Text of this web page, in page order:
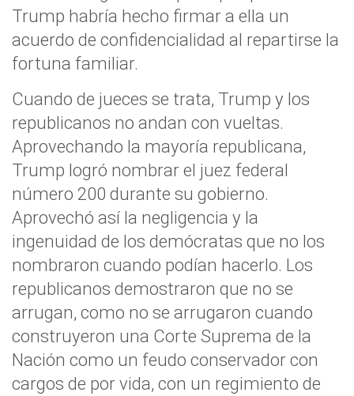
Trump habría hecho firmar a ella un
acuerdo de confidencialidad al repartirse la
fortuna familiar.
Cuando de jueces se trata, Trump y los
republicanos no andan con vueltas.
Aprovechando la mayoría republicana,
Trump logró nombrar el juez federal
número 200 durante su gobierno.
Aprovechó así la negligencia y la
ingenuidad de los demócratas que no los
nombraron cuando podían hacerlo. Los
republicanos demostraron que no se
arrugan, como no se arrugaron cuando
construyeron una Corte Suprema de la
Nación como un feudo conservador con
cargos de por vida, con un regimiento de